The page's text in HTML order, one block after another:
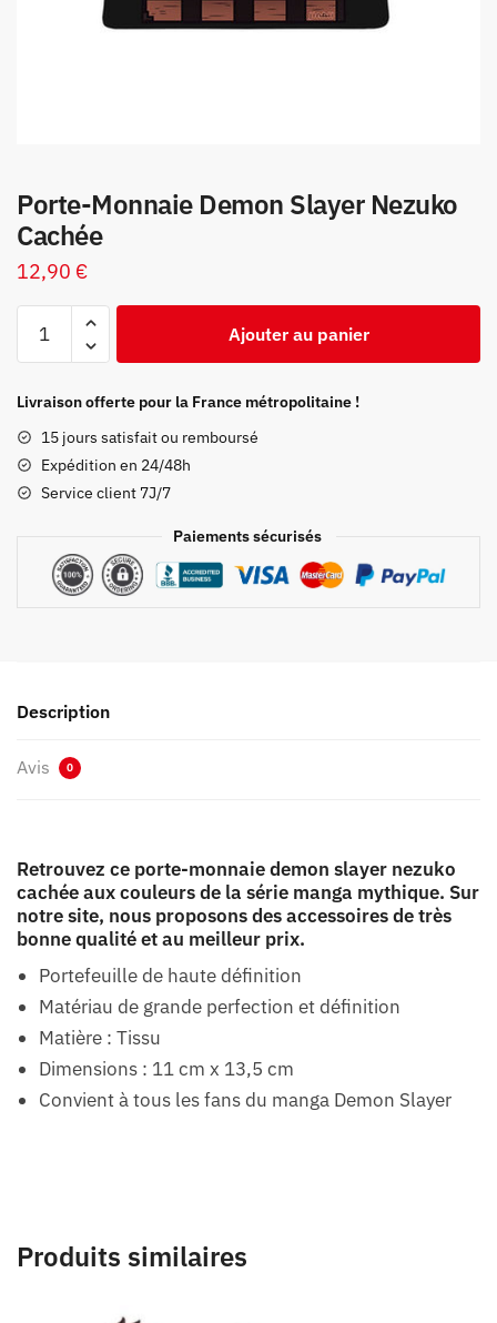
Porte-Monnaie Demon Slayer Nezuko
Cachée
12,90 €
Monnaie
Slayer
Nezuko
Cachée
Ajouter au panier
Livraison offerte pour la France métropolitaine !
15 jours satisfait ou remboursé
Expédition en 24/48h
Service client 7J/7
Paiements sécurisés
Description
Avis 0
Retrouvez ce porte-monnaie demon slayer nezuko
cachée aux couleurs de la série manga mythique. Sur
notre site, nous proposons des accessoires de très
bonne qualité et au meilleur prix.
Portefeuille de haute définition
Matériau de grande perfection et définition
Matière : Tissu
Dimensions : 11 cm x 13,5 cm
Convient à tous les fans du manga Demon Slayer
Produits similaires